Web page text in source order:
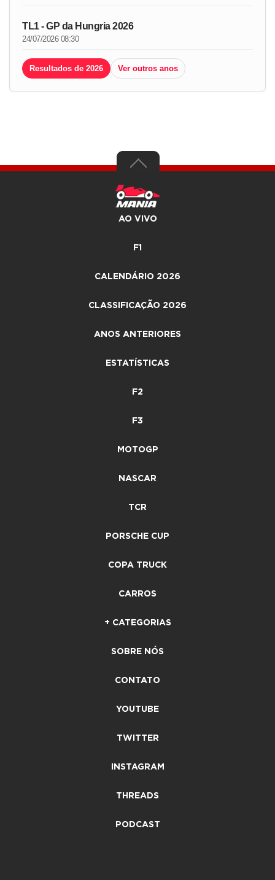
TL1 - GP da Hungria 2026
24/07/2026 08:30
Resultados de 2026 Ver outros anos
AO VIVO
F1
CALENDÁRIO 2026
CLASSIFICAÇÃO 2026
ANOS ANTERIORES
ESTATÍSTICAS
F2
F3
MOTOGP
NASCAR
TCR
PORSCHE CUP
COPA TRUCK
CARROS
+ CATEGORIAS
SOBRE NÓS
CONTATO
YOUTUBE
TWITTER
INSTAGRAM
THREADS
PODCAST